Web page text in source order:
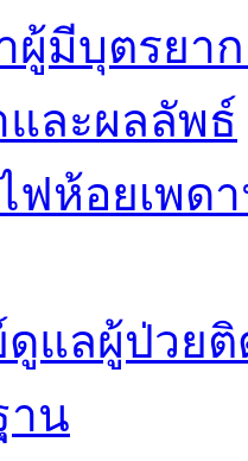
มีบุตรยาก
และผลลัพธ์
ฟห้อยเพด
แลผู้ป่วย
าน